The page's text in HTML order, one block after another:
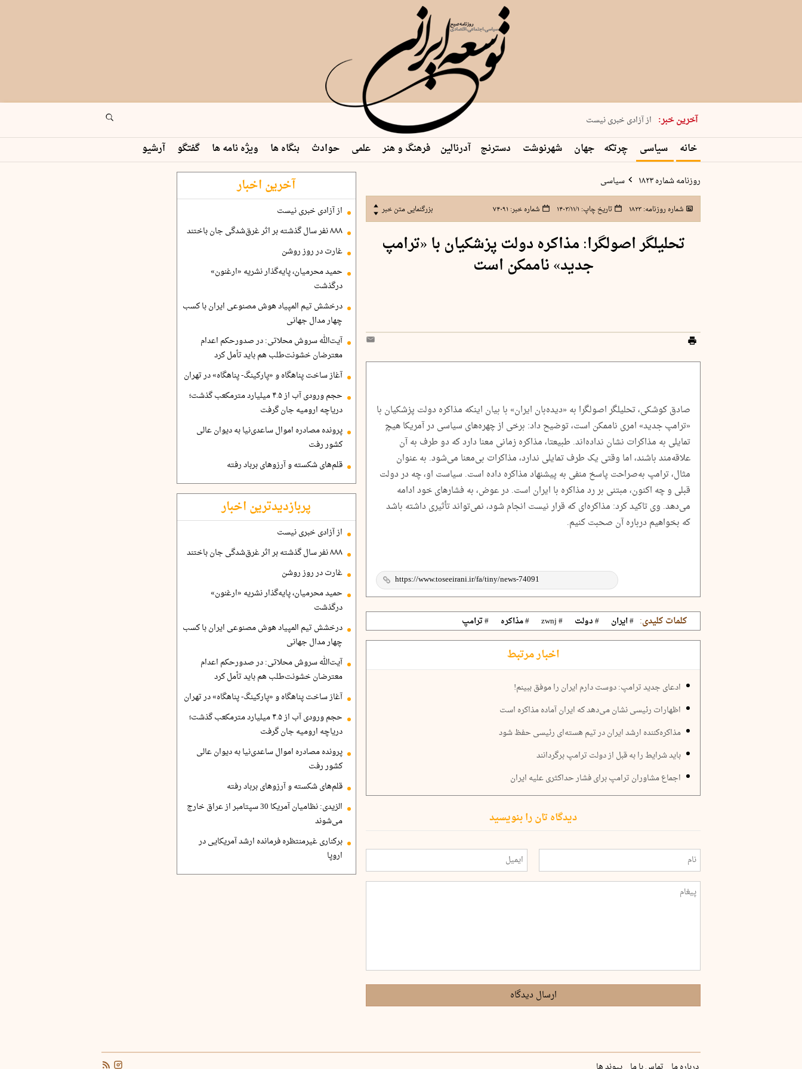
آخرین خبر:
یکشنبه 18 مرداد 1405 شماره 2245
از آزادی خبری نیست
۸۸۸ نفر سال گذشته بر اثر غرق‌شدگی جان …
غارت در روز روشن
حمید محرمیان، پایه‌گذار نشریه…
خانه سیاسی چرتکه جهان شهرنوشت دسترنج آدرنالین فرهنگ و هنر علمی حوادث بنگاه ها ویژه نامه ها گفتگو آرشیو
روزنامه شماره ۱۸۲۳ سیاسی
شماره روزنامه:۱۸۲۳ تاریخ چاپ: ۱۴۰۳/۱۱/۱ شماره خبر: ۷۴۰۹۱ بزرگنمایی متن خبر
تحلیلگر اصولگرا: مذاکره دولت پزشکیان با «ترامپ
جدید» ناممکن است
صادق کوشکی، تحلیلگر اصولگرا به «دیده‌بان ایران» با بیان اینکه مذاکره دولت پزشکیان با
«ترامپ جدید» امری ناممکن است، توضیح داد: برخی از چهره‌های سیاسی در آمریکا هیچ
تمایلی به مذاکرات نشان نداده‌اند. طبیعتا، مذاکره زمانی معنا دارد که دو طرف به آن
علاقه‌مند باشند، اما وقتی یک طرف تمایلی ندارد، مذاکرات بی‌معنا می‌شود. به عنوان
مثال، ترامپ به‌صراحت پاسخ منفی به پیشنهاد مذاکره داده است. سیاست او، چه در دولت
قبلی و چه اکنون، مبتنی بر رد مذاکره با ایران است. در عوض، به فشارهای خود ادامه
می‌دهد. وی تاکید کرد: مذاکره‌ای که قرار نیست انجام شود، نمی‌تواند تأثیری داشته باشد
که بخواهیم درباره آن صحبت کنیم.
کلمات کلیدی: # ایران # دولت # zwnj # مذاکره # ترامپ
اخبار مرتبط
ادعای جدید ترامپ: دوست دارم ایران را موفق ببینم!
اظهارات رئیسی نشان می‌دهد که ایران آماده مذاکره است
مذاکره‌کننده ارشد ایران در تیم هسته‌ای رئیسی حفظ شود
باید شرایط را به قبل از دولت ترامپ برگردانند
اجماع مشاوران ترامپ برای فشار حداکثری علیه ایران
دیدگاه تان را بنویسید
ارسال دیدگاه
آخرین اخبار
از آزادی خبری نیست
۸۸۸ نفر سال گذشته بر اثر غرق‌شدگی جان باختند
غارت در روز روشن
حمید محرمیان، پایه‌گذار نشریه «ارغنون»
درگذشت
درخشش تیم المپیاد هوش مصنوعی ایران با کسب
چهار مدال جهانی
آیت‌الله سروش محلاتی: در صدورحکم اعدام
معترضان خشونت‌طلب هم باید تأمل کرد
آغاز ساخت پناهگاه و «پارکینگ- پناهگاه» در تهران
حجم ورودی آب از ۴.۵ میلیارد مترمکعب گذشت؛
دریاچه ارومیه جان گرفت
پرونده مصادره اموال ساعدی‌نیا به دیوان عالی
کشور رفت
قلم‌های شکسته و آرزوهای برباد رفته
پربازدیدترین اخبار
از آزادی خبری نیست
۸۸۸ نفر سال گذشته بر اثر غرق‌شدگی جان باختند
غارت در روز روشن
حمید محرمیان، پایه‌گذار نشریه «ارغنون»
درگذشت
درخشش تیم المپیاد هوش مصنوعی ایران با کسب
چهار مدال جهانی
آیت‌الله سروش محلاتی: در صدورحکم اعدام
معترضان خشونت‌طلب هم باید تأمل کرد
آغاز ساخت پناهگاه و «پارکینگ- پناهگاه» در تهران
حجم ورودی آب از ۴.۵ میلیارد مترمکعب گذشت؛
دریاچه ارومیه جان گرفت
پرونده مصادره اموال ساعدی‌نیا به دیوان عالی
کشور رفت
قلم‌های شکسته و آرزوهای برباد رفته
الزیدی: نظامیان آمریکا 30 سپتامبر از عراق خارج
می‌شوند
برکناری غیرمنتظره فرمانده ارشد آمریکایی در
اروپا